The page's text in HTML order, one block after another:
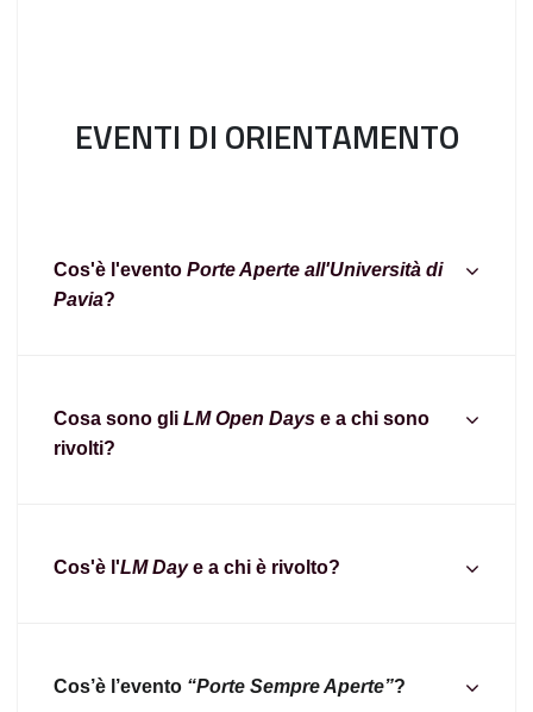
EVENTI DI ORIENTAMENTO
Cos'è l'evento Porte Aperte all'Università di
Pavia?
Cosa sono gli LM Open Days e a chi sono
rivolti?
Cos'è l'LM Daye a chi è rivolto?
Cos’è l’evento “Porte Sempre Aperte”?